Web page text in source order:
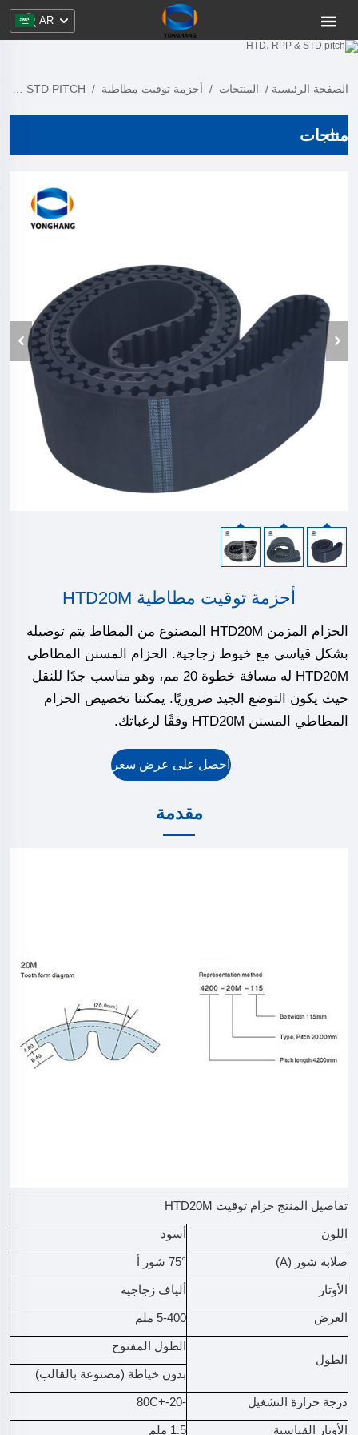
AR
الصفحة الرئيسية / المنتجات / أحزمة توقيت مطاطية / HTD، RPP & STD PITCH
منتجات
أحزمة توقيت مطاطية HTD20M
الحزام المزمن HTD20M المصنوع من المطاط يتم توصيله
بشكل قياسي مع خيوط زجاجية. الحزام المسنن المطاطي
HTD20M له مسافة خطوة 20 مم، وهو مناسب جدًا للنقل
حيث يكون التوضع الجيد ضروريًا. يمكننا تخصيص الحزام
المطاطي المسنن HTD20M وفقًا لرغباتك.
احصل على عرض سعر
مقدمة
تفاصيل المنتج حزام توقيت HTD20M
اللون أسود
صلابة شور (A) 75° شور أ
الأوتار ألياف زجاجية
العرض 5-400 ملم
الطول
الطول المفتوح
بدون خياطة (مصنوعة بالقالب)
درجة حرارة التشغيل -20-+80C
الأوتار القياسية 1.5 ملم